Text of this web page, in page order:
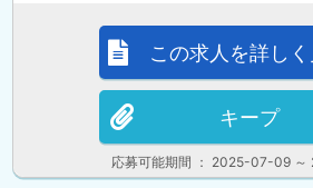
応募可能期間 ： 2025-07-09
この求人を詳しく
キープ